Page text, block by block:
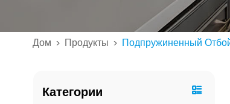
Дом > Продукты > Подпружиненный
Категории